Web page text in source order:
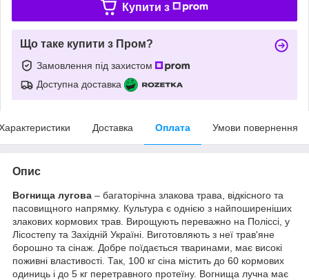
Купити з
Що таке купити з Пром?
Замовлення під захистом
Доступна доставка
Доставка Оплата Умови повернення
Опис
Вогнища лугова – багаторічна злакова трава, відкісного та
пасовищного напрямку. Культура є однією з найпоширеніших
злакових кормових трав. Вирощують переважно на Поліссі, у
Лісостепу та Західній Україні. Виготовляють з неї трав'яне
борошно та сінаж. Добре поїдається тваринами, має високі
поживні властивості. Так, 100 кг сіна містить до 60 кормових
одиниць і до 5 кг перетравного протеїну. Вогнища лучна має